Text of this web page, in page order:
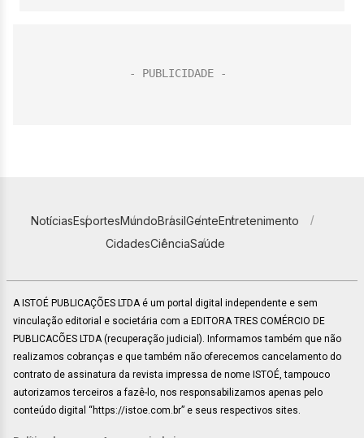
NotíciasEsportesMundoBrasilGenteEntretenimento
CidadesCiênciaSaúde
A ISTOÉ PUBLICAÇÕES LTDA é um portal digital independente e sem
vinculação editorial e societária com a EDITORA TRES COMÉRCIO DE
PUBLICACÕES LTDA (recuperação judicial). Informamos também que não
realizamos cobranças e que também não oferecemos cancelamento do
contrato de assinatura da revista impressa de nome ISTOÉ, tampouco
autorizamos terceiros a fazê-lo, nos responsabilizamos apenas pelo
conteúdo digital “https://istoe.com.br” e seus respectivos sites.